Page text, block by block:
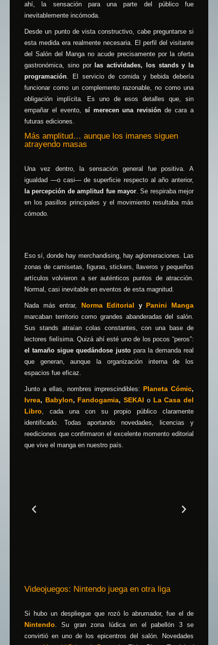
ahí, la sensación para una parte del público fue
inevitablemente incómoda.
Desde un punto de vista constructivo, cabe preguntarse si
esta medida era realmente necesaria. El perfil del visitante
del Salón del Manga no acude precisamente por la oferta
gastronómica, sino por
las actividades, los stands y la
programación. El servicio de comida y bebida debería
funcionar como un complemento razonable, no como una
obligación implícita. Es uno de esos detalles que, sin
empañar el evento, sí merecen una revisión de cara a
futuras ediciones.
Más amplitud… aunque los imanes siguen
atrayendo masas
Una vez dentro, la sensación general fue positiva. A
igualdad —o casi— de superficie respecto al año anterior,
la percepción de amplitud fue mayor. Se respiraba mejor
en los pasillos principales y el movimiento resultaba más
cómodo.
Eso sí, donde hay merchandising, hay aglomeraciones. Las
zonas de camisetas, figuras, stickers, llaveros y pequeños
artículos volvieron a ser auténticos puntos de atracción.
Normal, casi inevitable en eventos de esta magnitud.
Nada más entrar, Norma Editorial y Panini Manga
marcaban territorio como grandes abanderadas del salón.
Sus stands atraían colas constantes, con una base de
lectores fielísima. Quizá ahí esté uno de los pocos “peros”:
el tamaño sigue quedándose justopara la demanda real
que generan, aunque la organización interna de los
espacios fue eficaz.
Junto a ellas, nombres imprescindibles: Planeta Cómic,
Ivrea, Babylon, Fandogamia,SEKAI o La Casa del
Libro, cada una con su propio público claramente
identificado. Todas aportando novedades, licencias y
reediciones que confirmaron el excelente momento editorial
que vive el manga en nuestro país.
Videojuegos: Nintendo juega en otra liga
Si hubo un despliegue que rozó lo abrumador, fue el de
Nintendo. Su gran zona lúdica en el pabellón 3 se
convirtió en uno de los epicentros del salón. Novedades